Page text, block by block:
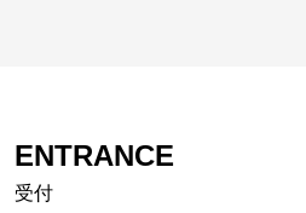
ENTRANCE
受付